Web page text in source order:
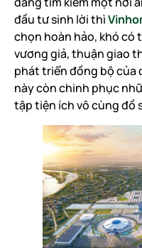
đầu tư sinh lời thì
chọn hoàn hảo, khó có
vương giả, thuận giao
phát triển đồng bộ của
này còn chinh phục
tập tiện ích vô cùng đồ